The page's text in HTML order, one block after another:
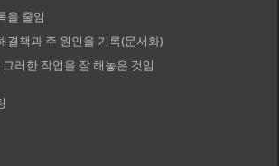
을 줄임
결책과 주 원인을 기록(문서화)
러한 작업을 잘 해놓은 것임